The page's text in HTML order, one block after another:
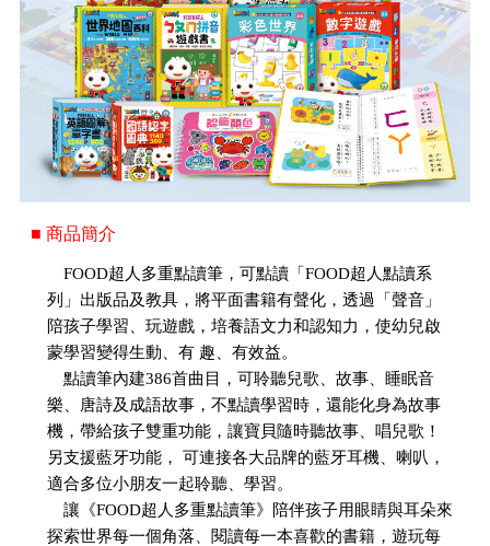
■ 商品簡介
FOOD超人多重點讀筆，可點讀「FOOD超人點讀系
列」出版品及教具，將平面書籍有聲化，透過「聲音」
陪孩子學習、玩遊戲，培養語文力和認知力，使幼兒啟
蒙學習變得生動、有 趣、有效益。
點讀筆內建386首曲目，可聆聽兒歌、故事、睡眠音
樂、唐詩及成語故事，不點讀學習時，還能化身為故事
機，帶給孩子雙重功能，讓寶貝隨時聽故事、唱兒歌！
另支援藍牙功能， 可連接各大品牌的藍牙耳機、喇叭，
適合多位小朋友一起聆聽、學習。
讓《FOOD超人多重點讀筆》陪伴孩子用眼睛與耳朵來
探索世界每一個角落、閱讀每一本喜歡的書籍，遊玩每